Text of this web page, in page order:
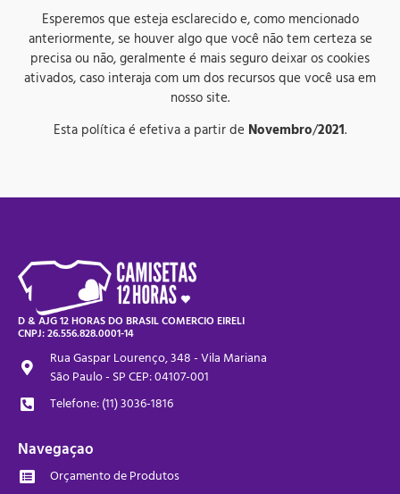
Esperemos que esteja esclarecido e, como mencionado
anteriormente, se houver algo que você não tem certeza se
precisa ou não, geralmente é mais seguro deixar os cookies
ativados, caso interaja com um dos recursos que você usa em
nosso site.
Esta política é efetiva a partir de Novembro/2021.
D & AJG 12 HORAS DO BRASIL COMERCIO EIRELI
CNPJ: 26.556.828.0001-14
Rua Gaspar Lourenço, 348 - Vila Mariana
São Paulo - SP CEP: 04107-001
Telefone: (11) 3036-1816
Navegaçao
Orçamento de Produtos